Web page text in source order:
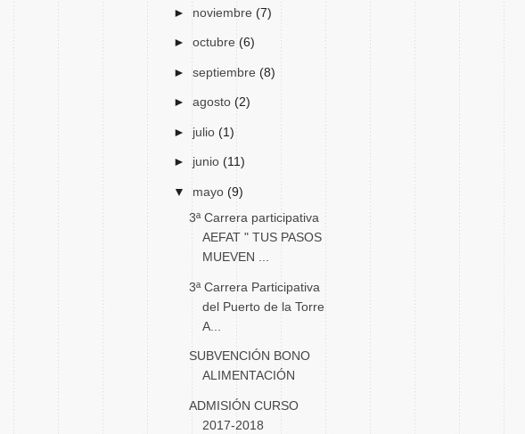
►noviembre (7)
►octubre(6)
► septiembre (8)
► agosto (2)
►julio (1)
► junio (11)
▼mayo (9)
3ª Carrera participativa
AEFAT " TUS PASOS
MUEVEN ...
3ª Carrera Participativa
del Puerto de la Torre
A...
SUBVENCIÓN BONO
ALIMENTACIÓN
ADMISIÓN CURSO
2017-2018